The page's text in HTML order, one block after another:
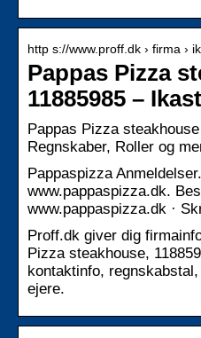
http s://www.proff.dk › firma ›
Pappas Pizza
11885985 –
Pappas Pizza
Regnskaber, Roller og
Pappaspizza
www.pappaspizza.dk.
www.pappaspizza.dk ·
Proff.dk giver dig
Pizza steakhouse,
kontaktinfo,
ejere.